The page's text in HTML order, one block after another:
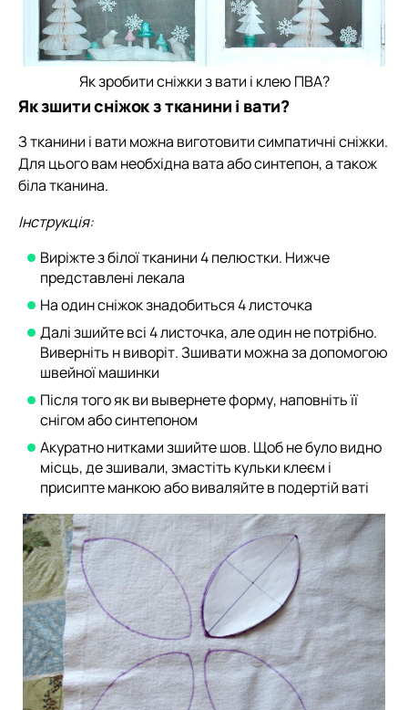
Як зробити сніжки з вати і клею ПВА?
Як зшити сніжок з тканини і вати?
З тканини і вати можна виготовити симпатичні сніжки.
Для цього вам необхідна вата або синтепон, а також
біла тканина.
Інструкція:
Виріжте з білої тканини 4 пелюстки. Нижче
представлені лекала
На один сніжок знадобиться 4 листочка
Далі зшийте всі 4 листочка, але один не потрібно.
Виверніть н виворіт. Зшивати можна за допомогою
швейної машинки
Після того як ви вывернете форму, наповніть її
снігом або синтепоном
Акуратно нитками зшийте шов. Щоб не було видно
місць, де зшивали, змастіть кульки клеєм і
присипте манкою або виваляйте в подертій ваті